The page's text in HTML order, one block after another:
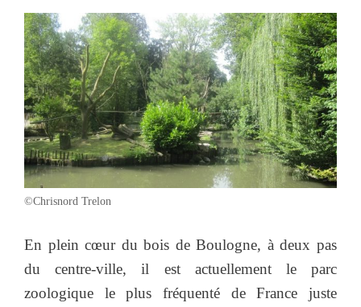
©Chrisnord Trelon
En plein cœur du bois de Boulogne, à deux pas
du centre-ville, il est actuellement le parc
zoologique le plus fréquenté de France juste